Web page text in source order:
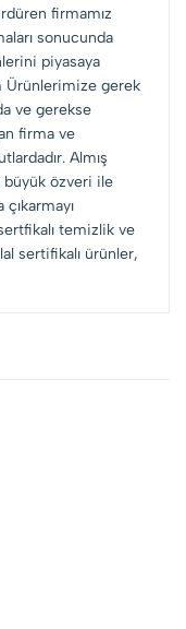
firmamız
sonucunda
piyasaya
Ürünlerimize gerek
ve gerekse
firma ve
Almış
büyük özveri ile
temizlik ve
sertifikalı ürünler,